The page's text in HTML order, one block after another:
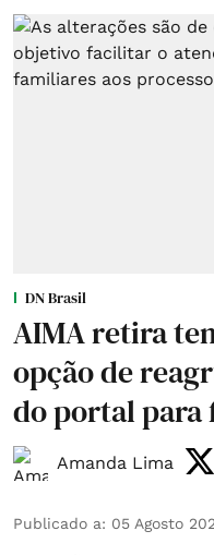
DN Brasil
AIMA retira
opção de
do portal para
Amanda Lima
Publicado a: 05 Agosto